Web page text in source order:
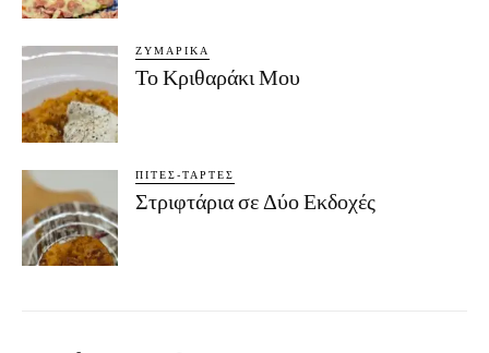
ΖΥΜΑΡΙΚΆ
Το Κριθαράκι Μου
ΠΊΤΕΣ-ΤΆΡΤΕΣ
Στριφτάρια σε Δύο Εκδοχές